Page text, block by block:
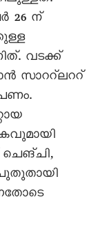
26 ന്‌
വടക്ക്‌
സാററ്‌ലററ്‌